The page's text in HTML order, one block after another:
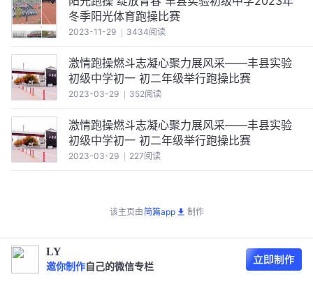
冬季阳光体育跑操比赛
2023-11-29 3434阅读
激情跑操燃斗志凝心聚力展风采——丰县实验
初级中学初一 初二年级举行跑操比赛
2023-03-29 352阅读
激情跑操燃斗志凝心聚力展风采——丰县实验
初级中学初一 初二年级举行跑操比赛
2023-03-29 227阅读
该主页由简篇app 制作
LY
邀你制作 自己的微信专栏